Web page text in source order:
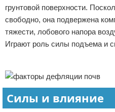
грунтовой поверхности.
свободно, она подвержена
тяжести, лобового напора
Играют роль силы подъема и
Силы и влияние